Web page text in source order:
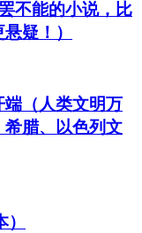
不能的小说，比
疑！）
（人类文明万
腊、以色列文